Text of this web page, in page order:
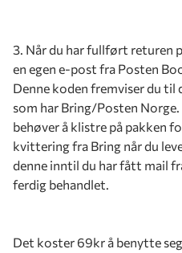
3. Når du har fullført returen
en egen e-post fra Posten
Denne koden fremviser du
som har Bring/Posten
behøver å klistre på pakken
kvittering fra Bring når du
denne inntil du har fått mail
ferdig behandlet.
Det koster 69kr å benytte